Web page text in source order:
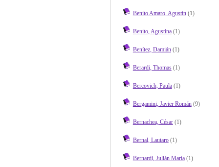
Benito Amaro, Agustín(1)
Benito, Agustina(1)
Benítez, Damián(1)
Berardi, Thomas(1)
Bercovich, Paula(1)
Bergamini, Javier Román(9)
Bernachea, César(1)
Bernal, Lautaro(1)
Bernardi, Julián María(1)